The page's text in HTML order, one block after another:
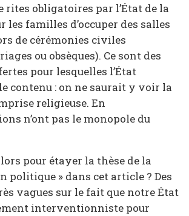
rites obligatoires par l’État de la
les familles d’occuper des salles
de cérémonies civiles
ou obsèques). Ce sont des
pour lesquelles l’État
contenu : on ne saurait y voir la
religieuse. En
n’ont pas le monopole du
pour étayer la thèse de la
politique » dans cet article ? Des
vagues sur le fait que notre État
interventionniste pour